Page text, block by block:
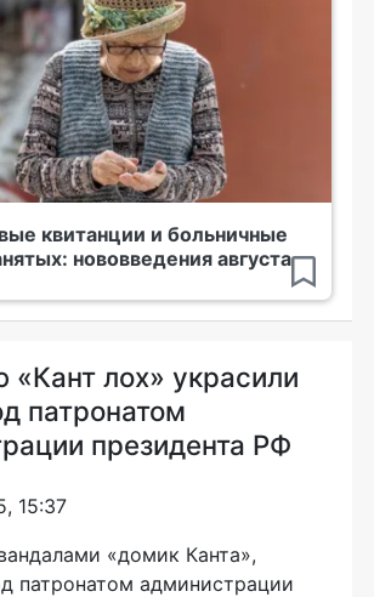
квитанции и больничные
нововведения августа
«Кант лох» украсили
патронатом
президента РФ
15:37
«домик Канта»,
патронатом администрации